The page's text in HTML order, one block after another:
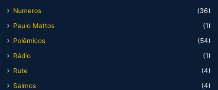
Numeros
(36)
Paulo Mattos
(1)
Polêmicos
(54)
Rádio
(1)
Rute
(4)
Salmos
(4)